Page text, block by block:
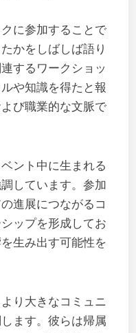
に参加することで
かをしばしば語り
するワークショッ
や知識を得たと報
び職業的な文脈で
ント中に生まれる
しています。参加
進展につながるコ
ップを形成してお
生み出す可能性を
り大きなコミュニ
ます。彼らは帰属